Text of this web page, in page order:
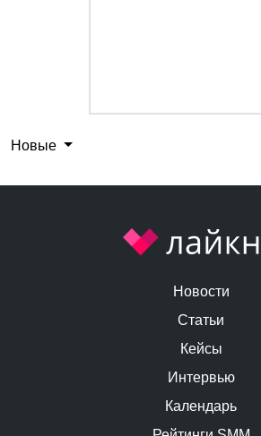
Новые
Новости
Статьи
Кейсы
Интервью
Календарь